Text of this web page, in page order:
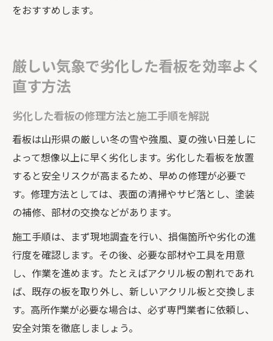
をおすすめします。
厳しい気象で劣化した看板を効率よく
直す方法
劣化した看板の修理方法と施工手順を解説
看板は山形県の厳しい冬の雪や強風、夏の強い日差しに
よって想像以上に早く劣化します。劣化した看板を放置
すると安全リスクが高まるため、早めの修理が必要で
す。修理方法としては、表面の清掃やサビ落とし、塗装
の補修、部材の交換などがあります。
施工手順は、まず現地調査を行い、損傷箇所や劣化の進
行度を確認します。その後、必要な部材や工具を用意
し、作業を進めます。たとえばアクリル板の割れであれ
ば、既存の板を取り外し、新しいアクリル板と交換しま
す。高所作業が必要な場合は、必ず専門業者に依頼し、
安全対策を徹底しましょう。